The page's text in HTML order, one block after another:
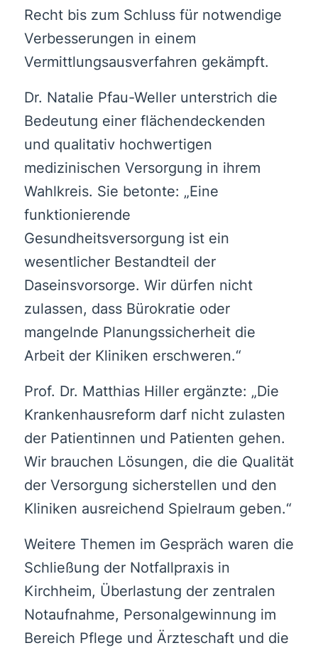
Recht bis zum Schluss für notwendige
Verbesserungen in einem
Vermittlungsausverfahren gekämpft.
Dr. Natalie Pfau-Weller unterstrich die
Bedeutung einer flächendeckenden
und qualitativ hochwertigen
medizinischen Versorgung in ihrem
Wahlkreis. Sie betonte: „Eine
funktionierende
Gesundheitsversorgung ist ein
wesentlicher Bestandteil der
Daseinsvorsorge. Wir dürfen nicht
zulassen, dass Bürokratie oder
mangelnde Planungssicherheit die
Arbeit der Kliniken erschweren.“
Prof. Dr. Matthias Hiller ergänzte: „Die
Krankenhausreform darf nicht zulasten
der Patientinnen und Patienten gehen.
Wir brauchen Lösungen, die die Qualität
der Versorgung sicherstellen und den
Kliniken ausreichend Spielraum geben.“
Weitere Themen im Gespräch waren die
Schließung der Notfallpraxis in
Kirchheim, Überlastung der zentralen
Notaufnahme, Personalgewinnung im
Bereich Pflege und Ärzteschaft und die